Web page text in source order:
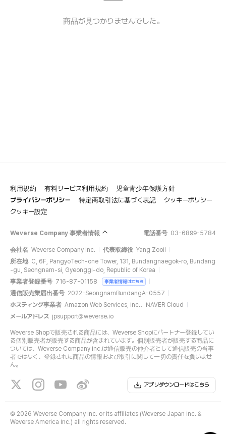
商品が見つかりませんでした。
利用規約 有料サービス利用規約
児童青少年保護方針
プライバシーポリシー
特定商取引法に基づく表記
クッキーポリシー
クッキー設定
Weverse Company 事業者情報 電話番号 03-6899-5784
会社名 Weverse Company Inc. 代表取締役 Yang Zooil
所在地 C, 6F, PangyoTech-one Tower, 131, Bundangnaegok-ro, Bundang
-gu, Seongnam-si, Gyeonggi-do, Republic of Korea
事業者登録番号 716-87-01158 事業者情報はこちら
通信販売業届出番号 2022-SeongnamBundangA-0557
ホスティング事業者 Amazon Web Services, Inc.、NAVER Cloud
メールアドレス jpsupport@weverse.io
Weverse Shopで販売される商品には、Weverse Shopにパートナー登録してい
る個別販売者が販売する商品が含まれています。個別販売者が販売する商品に
ついては、Weverse Company Inc.は通信販売の仲介者として通信販売の当事
者ではなく、登録された商品の情報および取引に関して一切の責任を負いませ
ん。
アプリダウンロードはこちら
© 2026 Weverse Company Inc. or its affiliates (Weverse Japan Inc. &
Weverse America Inc.) all rights reserved.